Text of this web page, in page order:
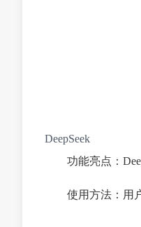
DeepSeek
功能亮点：
使用方法：用